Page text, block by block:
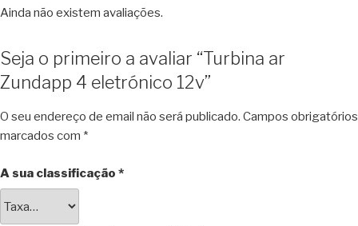
Ainda não existem avaliações.
Seja o primeiro a avaliar “Turbina ar
Zundapp 4 eletrónico 12v”
O seu endereço de email não será publicado. Campos obrigatórios
marcados com *
A sua classificação *